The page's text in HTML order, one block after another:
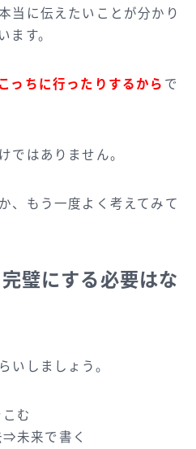
当に伝えたいことが分かり
ます。
っちに行ったりするから で
ではありません。
、もう一度よく考えてみて
璧にする必要はな
いしましょう。
む
未来で書く